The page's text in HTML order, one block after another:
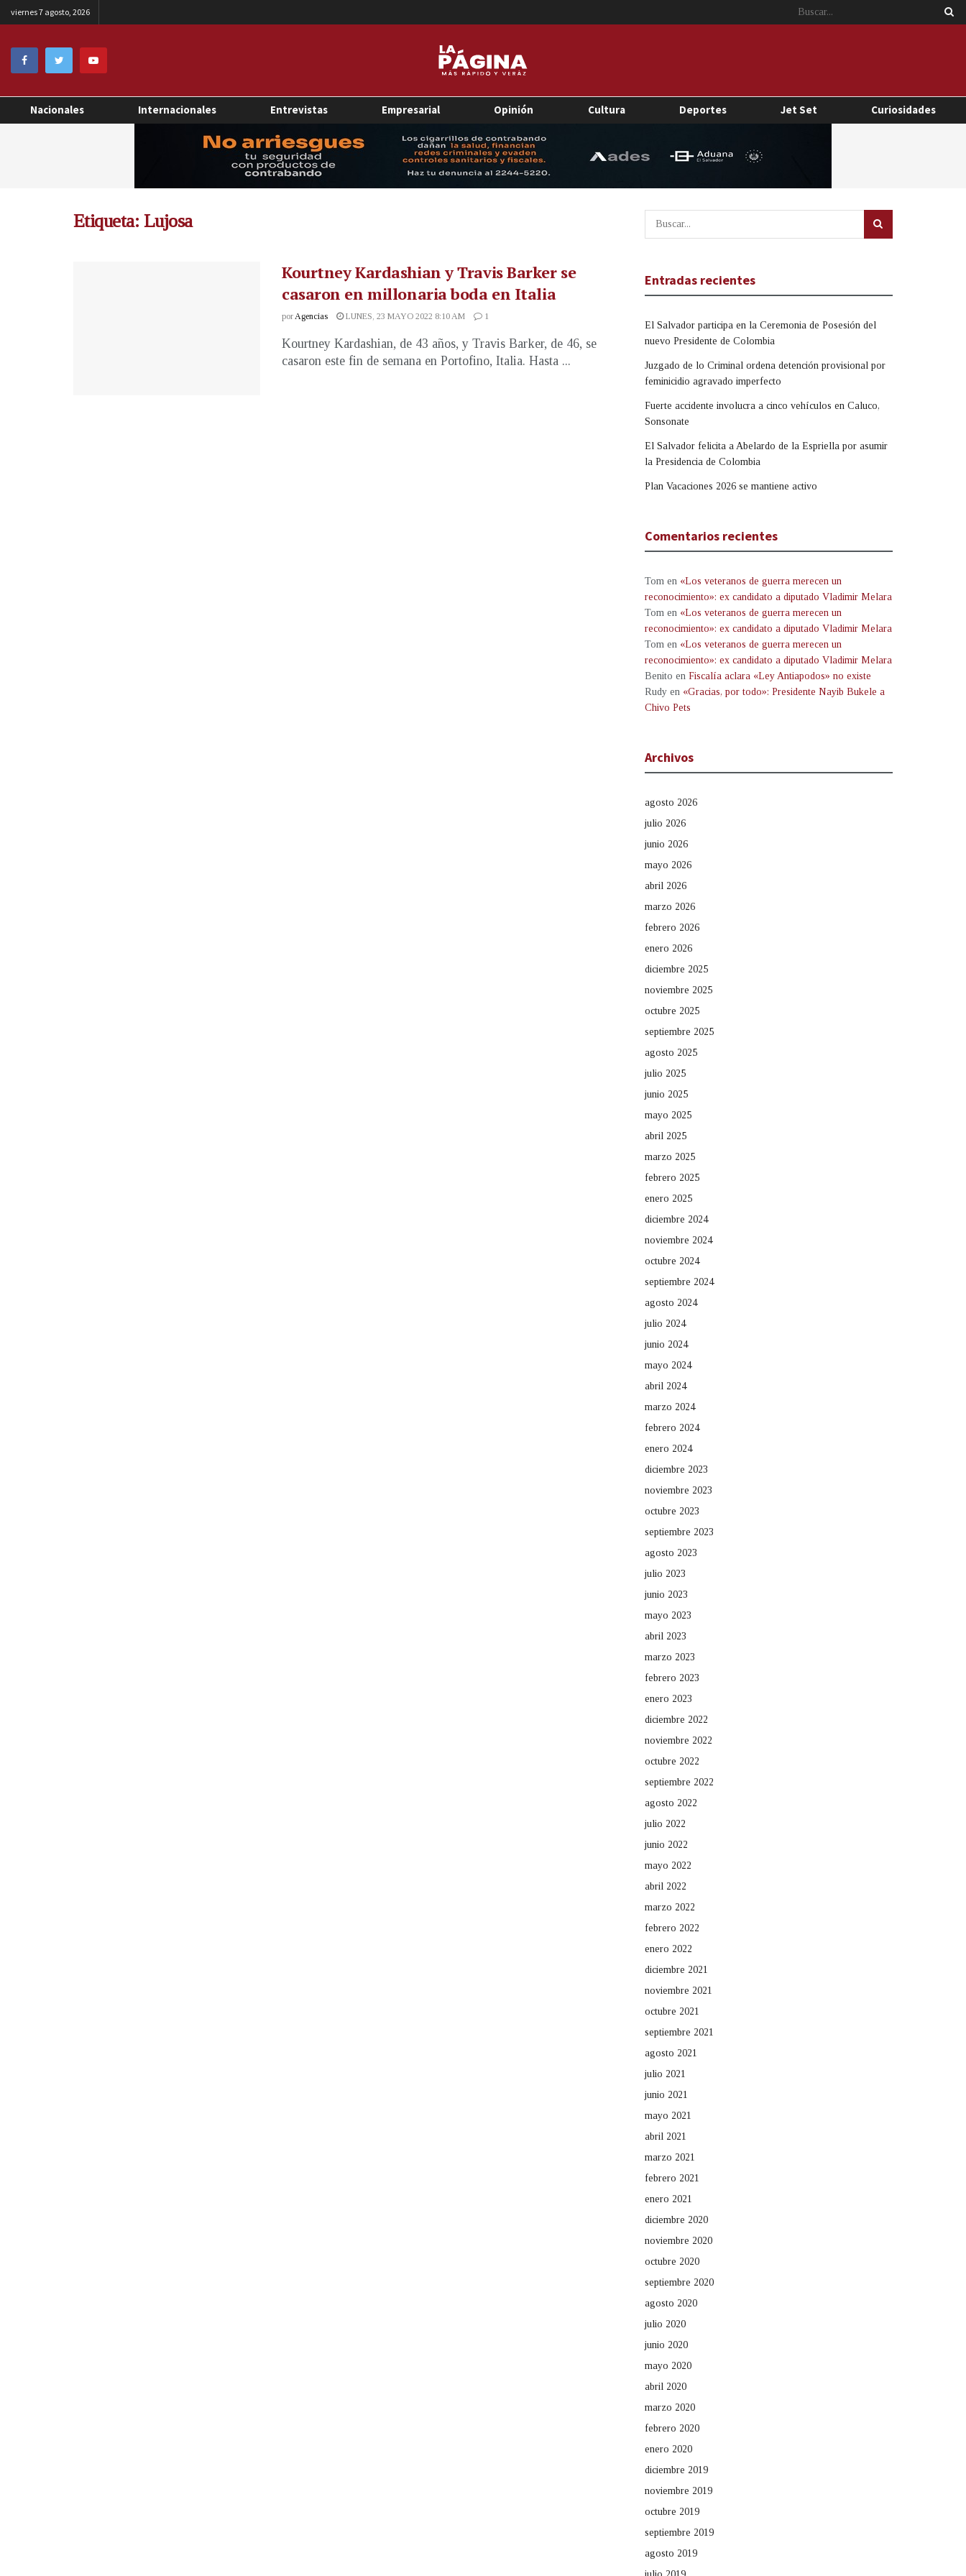
viernes 7 agosto, 2026
Nacionales Internacionales Entrevistas Empresarial Opinión Cultura Deportes Jet Set Curiosidades
Etiqueta: Lujosa
Kourtney Kardashian y Travis Barker se
casaron en millonaria boda en Italia
porAgencias LUNES, 23 MAYO 2022 8:10 AM 1
Kourtney Kardashian, de 43 años, y Travis Barker, de 46, se
casaron este fin de semana en Portofino, Italia. Hasta ...
Entradas recientes
El Salvador participa en la Ceremonia de Posesión del
nuevo Presidente de Colombia
Juzgado de lo Criminal ordena detención provisional por
feminicidio agravado imperfecto
Fuerte accidente involucra a cinco vehículos en Caluco,
Sonsonate
El Salvador felicita a Abelardo de la Espriella por asumir
la Presidencia de Colombia
Plan Vacaciones 2026 se mantiene activo
Comentarios recientes
Tom en «Los veteranos de guerra merecen un
reconocimiento»: ex candidato a diputado Vladimir Melara
Tom en «Los veteranos de guerra merecen un
reconocimiento»: ex candidato a diputado Vladimir Melara
Tom en «Los veteranos de guerra merecen un
reconocimiento»: ex candidato a diputado Vladimir Melara
Benito en Fiscalía aclara «Ley Antiapodos» no existe
Rudy en «Gracias, por todo»: Presidente Nayib Bukele a
Chivo Pets
Archivos
agosto 2026
julio 2026
junio 2026
mayo 2026
abril 2026
marzo 2026
febrero 2026
enero 2026
diciembre 2025
noviembre 2025
octubre 2025
septiembre 2025
agosto 2025
julio 2025
junio 2025
mayo 2025
abril 2025
marzo 2025
febrero 2025
enero 2025
diciembre 2024
noviembre 2024
octubre 2024
septiembre 2024
agosto 2024
julio 2024
junio 2024
mayo 2024
abril 2024
marzo 2024
febrero 2024
enero 2024
diciembre 2023
noviembre 2023
octubre 2023
septiembre 2023
agosto 2023
julio 2023
junio 2023
mayo 2023
abril 2023
marzo 2023
febrero 2023
enero 2023
diciembre 2022
noviembre 2022
octubre 2022
septiembre 2022
agosto 2022
julio 2022
junio 2022
mayo 2022
abril 2022
marzo 2022
febrero 2022
enero 2022
diciembre 2021
noviembre 2021
octubre 2021
septiembre 2021
agosto 2021
julio 2021
junio 2021
mayo 2021
abril 2021
marzo 2021
febrero 2021
enero 2021
diciembre 2020
noviembre 2020
octubre 2020
septiembre 2020
agosto 2020
julio 2020
junio 2020
mayo 2020
abril 2020
marzo 2020
febrero 2020
enero 2020
diciembre 2019
noviembre 2019
octubre 2019
septiembre 2019
agosto 2019